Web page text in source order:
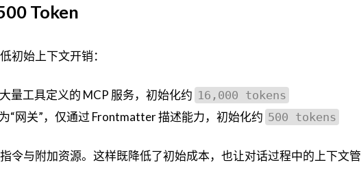
Token
初始上下文开销：
量工具定义的 MCP 服务，初始化约 16,000 tokens
“网关”，仅通过 Frontmatter 描述能力，初始化约 500 tokens
令与附加资源。这样既降低了初始成本，也让对话过程中的上下文管